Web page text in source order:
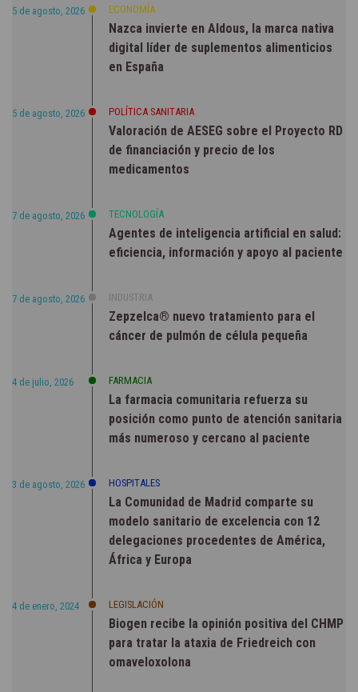
5 de agosto, 2026 ECONOMÍA
Nazca invierte en Aldous, la marca nativa
digital líder de suplementos alimenticios
en España
5 de agosto, 2026 POLÍTICA SANITARIA
Valoración de AESEG sobre el Proyecto RD
de financiación y precio de los
medicamentos
7 de agosto, 2026 TECNOLOGÍA
Agentes de inteligencia artificial en salud:
eficiencia, información y apoyo al paciente
7 de agosto, 2026 INDUSTRIA
Zepzelca® nuevo tratamiento para el
cáncer de pulmón de célula pequeña
4 de julio, 2026 FARMACIA
La farmacia comunitaria refuerza su
posición como punto de atención sanitaria
más numeroso y cercano al paciente
3 de agosto, 2026 HOSPITALES
La Comunidad de Madrid comparte su
modelo sanitario de excelencia con 12
delegaciones procedentes de América,
África y Europa
4 de enero, 2024 LEGISLACIÓN
Biogen recibe la opinión positiva del CHMP
para tratar la ataxia de Friedreich con
omaveloxolona